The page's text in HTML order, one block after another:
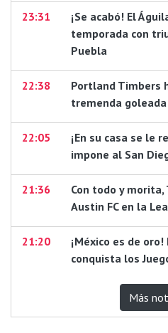
23:31
¡Se acabó! El
temporada con
Puebla
22:38
Portland Timbers
tremenda
22:05
¡En su casa se le
impone al San
21:36
Con todo y
Austin FC en la
21:20
¡México es de
conquista los
Más